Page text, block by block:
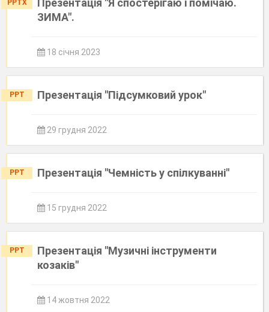
PPTX
Презентація "Я спостерігаю і помічаю.
ЗИМА".
18 січня 2023
PPT Презентація "Підсумковий урок"
29 грудня 2022
PPT Презентація "Чемність у спілкуванні"
15 грудня 2022
PPT
Презентація "Музичні інструменти
козаків"
14 жовтня 2022